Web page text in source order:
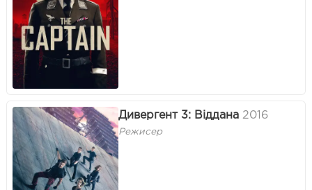
Дивергент 3: Віддана 2016
Режисер